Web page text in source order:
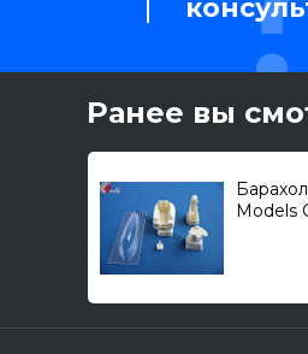
Ранее вы
Models